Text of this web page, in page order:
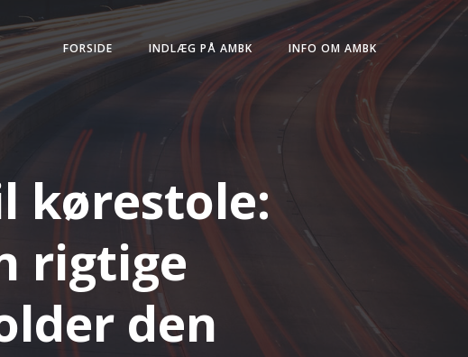
FORSIDE INDLÆG PÅ AMBK INFO OM AMBK
kørestole:
rigtige
den